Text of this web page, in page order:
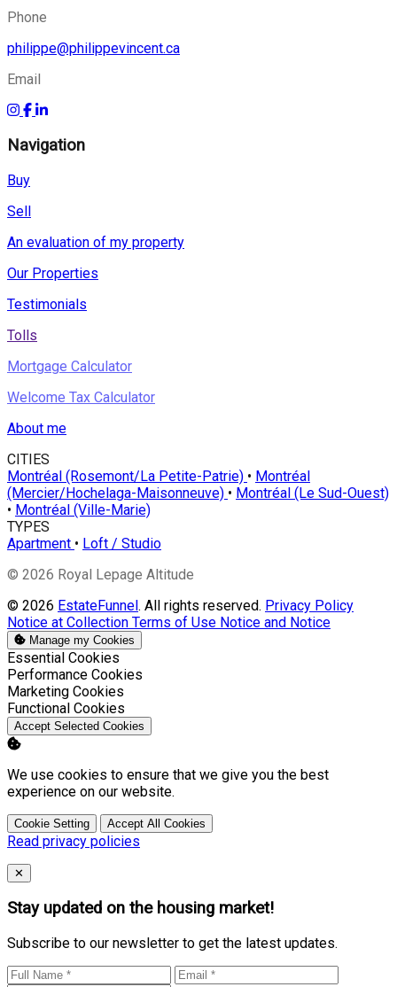
Phone
philippe@philippevincent.ca
Email
Navigation
Buy
Sell
An evaluation of my property
Our Properties
Testimonials
Tolls
Mortgage Calculator
Welcome Tax Calculator
About me
CITIES
Montréal (Rosemont/La Petite-Patrie) • Montréal
(Mercier/Hochelaga-Maisonneuve) • Montréal (Le Sud-Ouest)
• Montréal (Ville-Marie)
TYPES
Apartment • Loft / Studio
© 2026 Royal Lepage Altitude
© 2026 EstateFunnel. All rights reserved. Privacy Policy
Notice at Collection Terms of Use Notice and Notice
Manage my Cookies
Enable
Essential Cookies
Enable
Performance Cookies
Enable
Marketing Cookies
Enable
Functional Cookies
Accept Selected Cookies
We use cookies to ensure that we give you the best
experience on our website.
Cookie Setting Accept All Cookies
Read privacy policies
Close
✕
Stay updated on the housing market!
Subscribe to our newsletter to get the latest updates.